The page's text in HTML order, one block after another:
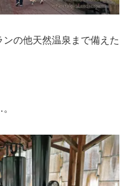
の他天然温泉まで備えた